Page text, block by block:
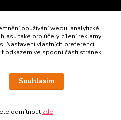
používání webu, analytické
také pro účely cílení reklamy
Nastavení vlastních preferencí
odkazem ve spodní části stránek.
Souhlasím
odmítnout zde.